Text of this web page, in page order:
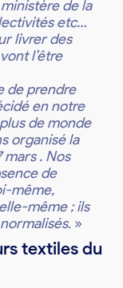
de la
etc…
livrer des
l’être
de prendre
en notre
de monde
organisé la
. Nos
de
même,
même ; ils
. »
textiles du